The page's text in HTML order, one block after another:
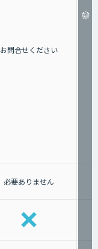
お問合せください
必要ありません